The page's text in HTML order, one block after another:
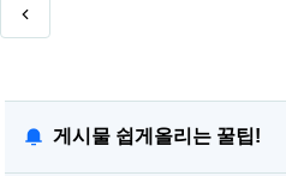
게시물 쉽게올리는 꿀팁!